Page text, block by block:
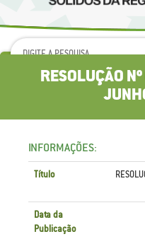
RESOLUÇÃO
INFORMAÇÕES:
Título
Data da
Publicação